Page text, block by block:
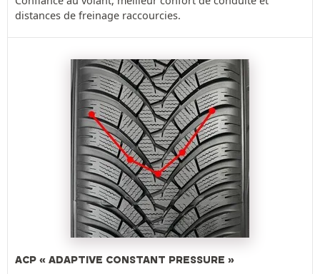
distances de freinage raccourcies.
ACP « ADAPTIVE CONSTANT PRESSURE »